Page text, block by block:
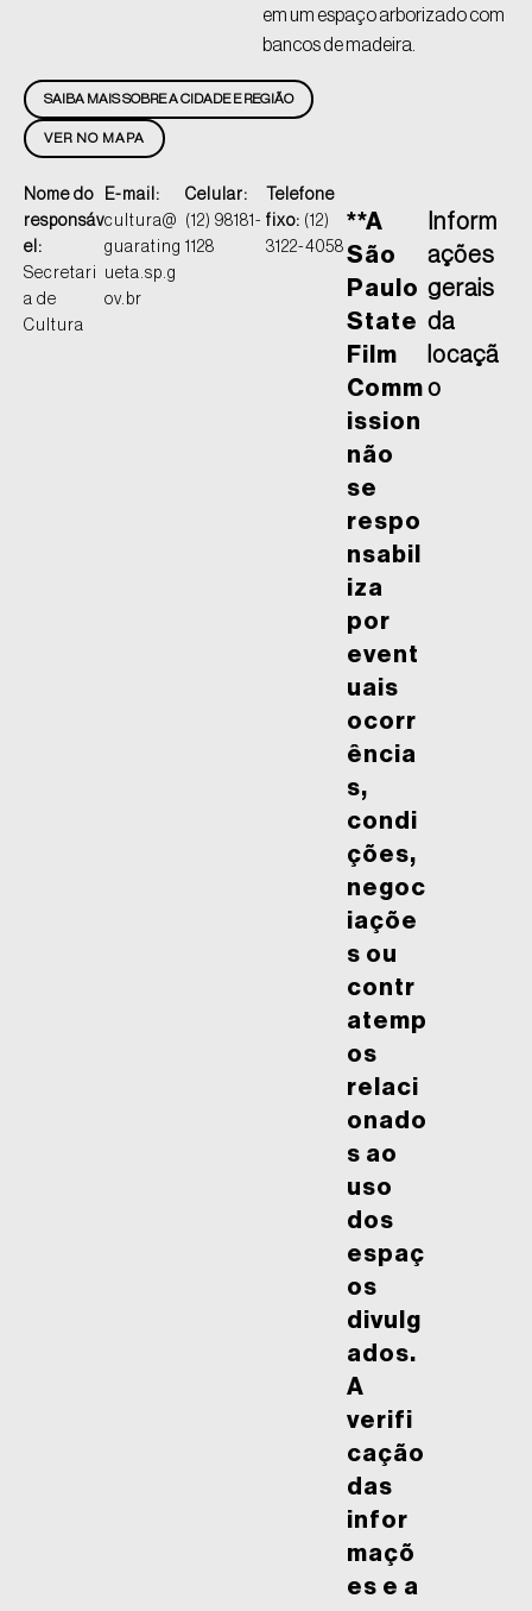
em um espaço arborizado com
bancos de madeira.
VER NO MAPA
SAIBA MAIS SOBRE A CIDADE E REGIÃO
Nome do
responsáv
el:
Secretari
a de
Cultura
E-mail:
cultura@
guarating
ueta.sp.g
ov.br
Celular:
(12) 98181-
1128
Telefone
fixo: (12)
3122-4058
**A
São
Paulo
State
Film
Comm
ission
não
se
respo
nsabil
iza
por
event
uais
ocorr
ência
s,
condi
ções,
negoc
iaçõe
s ou
contr
atemp
os
relaci
onado
s ao
uso
dos
espaç
os
divulg
ados.
A
verifi
cação
das
infor
maçõ
es e a
Inform
ações
gerais
da
locaçã
o